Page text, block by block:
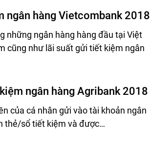
ngân hàng Vietcombank 2018
những ngân hàng hàng đầu tại Việt
cũng như lãi suất gửi tiết kiệm ngân
ngân hàng Agribank 2018
của cá nhân gửi vào tài khoản ngân
thẻ/sổ tiết kiệm và được…